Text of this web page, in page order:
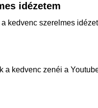
idézetem
a kedvenc szerelmes
a kedvenc zenéi a